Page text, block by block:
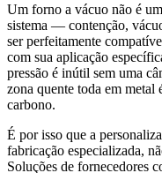
Um forno a vácuo não é
sistema — contenção,
ser perfeitamente
com sua aplicação
pressão é inútil sem uma
zona quente toda em metal
carbono.
É por isso que a
fabricação especializada,
Soluções de fornecedores